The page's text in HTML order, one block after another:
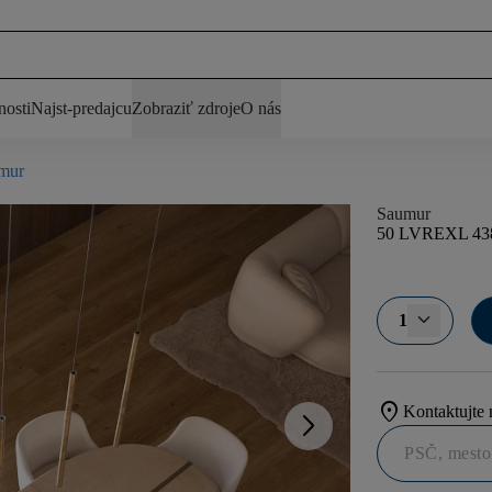
Najst-predajcuZobraziť zdrojeO nás
arrow_forward_ios
Saumur
50 LVREXL
1
location_onKontaktujte